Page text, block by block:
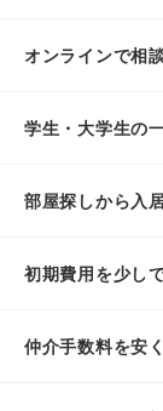
オンラインで相
学生・大学生の
部屋探しから入
初期費用を少し
仲介手数料を安